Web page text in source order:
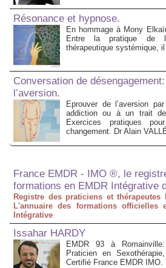
Résonance et hypnose.
En hommage à Mony
Entre la pratique de
thérapeutique systémique,
Conversation de
l’aversion.
Eprouver de l’aversion
addiction ou à un trait
Exercices pratiques
changement. Dr Alain
France EMDR - IMO ®, le
formations en EMDR Intégrative
Registre des praticiens et thérapeutes
L'annuaire des formations officielles
Intégrative
Issahar HARDY
EMDR 93 à
Praticien en
Certifié France EMDR IMO.